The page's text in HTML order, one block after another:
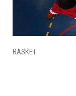
BASKET